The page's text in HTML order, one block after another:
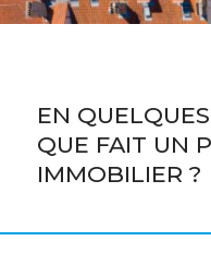
EN
QUE FAIT UN
IMMOBILIER ?